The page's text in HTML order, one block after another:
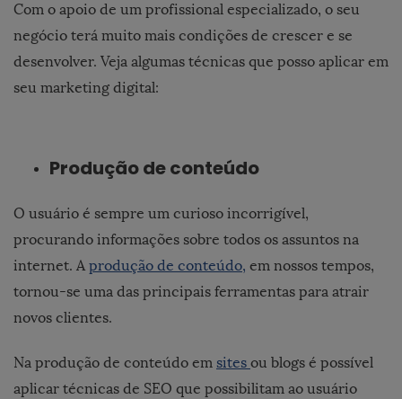
Com o apoio de um profissional especializado, o seu
negócio terá muito mais condições de crescer e se
desenvolver. Veja algumas técnicas que posso aplicar em
seu marketing digital:
Produção de conteúdo
O usuário é sempre um curioso incorrigível,
procurando informações sobre todos os assuntos na
internet. A produção de conteúdo, em nossos tempos,
tornou-se uma das principais ferramentas para atrair
novos clientes.
Na produção de conteúdo em sites ou blogs é possível
aplicar técnicas de SEO que possibilitam ao usuário